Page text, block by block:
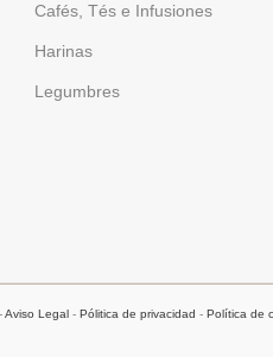
Cafés, Tés e Infusiones
Harinas
Legumbres
Aviso Legal- Pólitica de privacidad - Política de